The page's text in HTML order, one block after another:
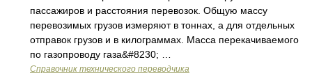
пассажиров и расстояния перевозок. Общую массу
перевозимых грузов измеряют в тоннах, а для отдельных
отправок грузов и в килограммах. Масса перекачиваемого
по газопроводу газа&#8230; …
Справочник технического переводчика